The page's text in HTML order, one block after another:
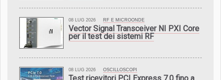
08 LUG 2026 RF E MICROONDE
Vector Signal Transceiver NI PXI Core
per il test dei sistemi RF
08 LUG 2026 OSCILLOSCOPI